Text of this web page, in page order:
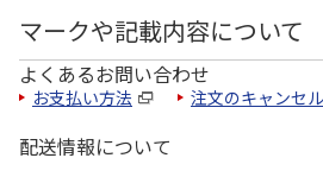
マークや記載内容について
よくあるお問い合わせ
お支払い方法 注文のキャンセ
配送情報について